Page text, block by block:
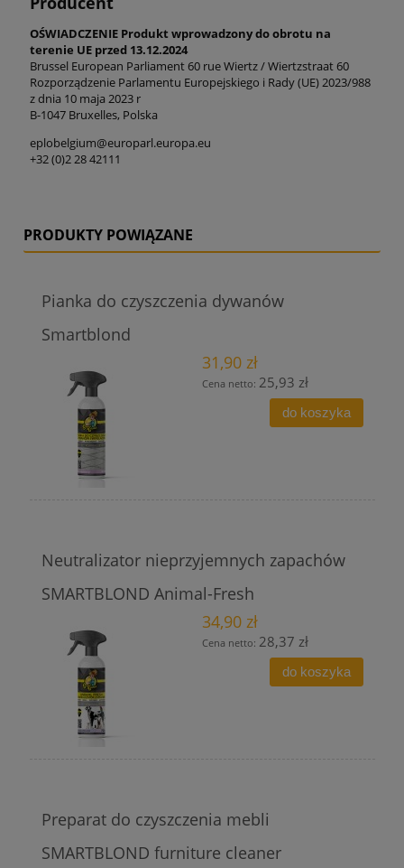
OŚWIADCZENIE Produkt wprowadzony do obrotu na
terenie UE przed 13.12.2024
Brussel European Parliament 60 rue Wiertz / Wiertzstraat 60
Rozporządzenie Parlamentu Europejskiego i Rady (UE) 2023/988
z dnia 10 maja 2023 r
B-1047 Bruxelles, Polska
eplobelgium@europarl.europa.eu
+32 (0)2 28 42111
PRODUKTY POWIĄZANE
Pianka do czyszczenia dywanów
Smartblond
31,90 zł
Cena netto: 25,93 zł
do koszyka
Neutralizator nieprzyjemnych zapachów
SMARTBLOND Animal-Fresh
34,90 zł
Cena netto: 28,37 zł
do koszyka
Preparat do czyszczenia mebli
SMARTBLOND furniture cleaner